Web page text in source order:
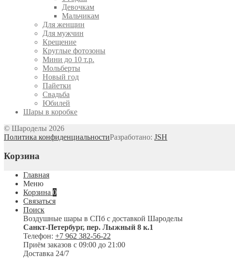
Девочкам
Мальчикам
Для женщин
Для мужчин
Крещение
Круглые фотозоны
Мини до 10 т.р.
Мольберты
Новый год
Пайетки
Свадьба
Юбилей
Шары в коробке
© Шароделы 2026
Политика конфиденциальностиРазработано: JSH
Корзина
Главная
Меню
Корзина 0
Связаться
Поиск
Воздушные шары в СПб с доставкой Шароделы
Санкт-Петербург, пер. Лыжный 8 к.1
Телефон: +7 962 382-56-22
Приём заказов с 09:00 до 21:00
Доставка 24/7